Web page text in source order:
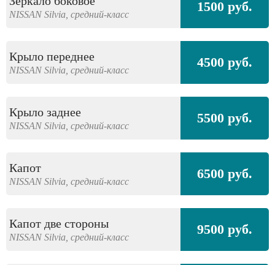
NISSAN Silvia, средний-класс 1500 руб.
Крыло переднее
NISSAN Silvia, средний-класс 4500 руб.
Крыло заднее
NISSAN Silvia, средний-класс 5500 руб.
Капот
NISSAN Silvia, средний-класс 6500 руб.
Капот две стороны
NISSAN Silvia, средний-класс 9500 руб.